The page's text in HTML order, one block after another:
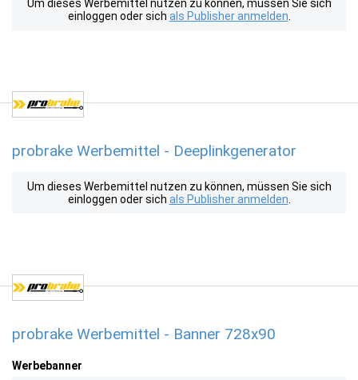
Um dieses Werbemittel nutzen zu können, müssen Sie sich
einloggen oder sich als Publisher anmelden
probrake Werbemittel - Deeplinkgenerator
Um dieses Werbemittel nutzen zu können, müssen Sie sich
einloggen oder sich als Publisher anmelden
probrake Werbemittel - Banner 728x90
Werbebanner